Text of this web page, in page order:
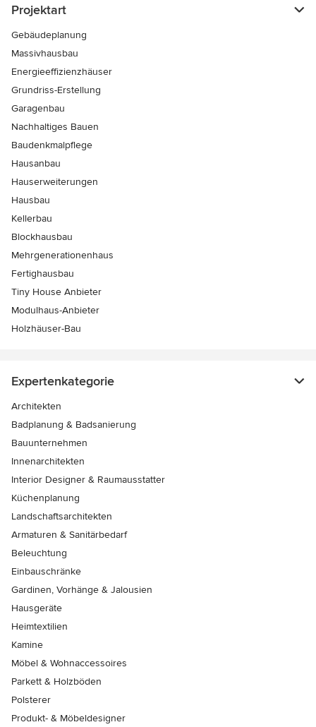
Projektart
Gebäudeplanung
Massivhausbau
Energieeffizienzhäuser
Grundriss-Erstellung
Garagenbau
Nachhaltiges Bauen
Baudenkmalpflege
Hausanbau
Hauserweiterungen
Hausbau
Kellerbau
Blockhausbau
Mehrgenerationenhaus
Fertighausbau
Tiny House Anbieter
Modulhaus-Anbieter
Holzhäuser-Bau
Expertenkategorie
Architekten
Badplanung & Badsanierung
Bauunternehmen
Innenarchitekten
Interior Designer & Raumausstatter
Küchenplanung
Landschaftsarchitekten
Armaturen & Sanitärbedarf
Beleuchtung
Einbauschränke
Gardinen, Vorhänge & Jalousien
Hausgeräte
Heimtextilien
Kamine
Möbel & Wohnaccessoires
Parkett & Holzböden
Polsterer
Produkt- & Möbeldesigner